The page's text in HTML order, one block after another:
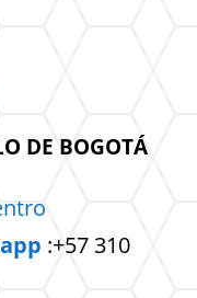
DE BOGOTÁ
:+57 310